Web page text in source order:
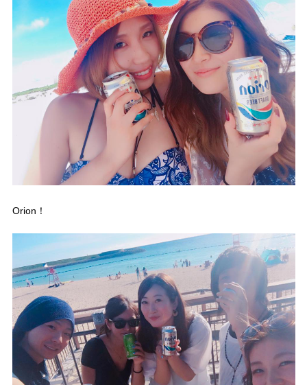
Orion！